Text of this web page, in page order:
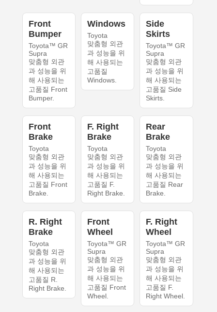
Front
Bumper
Toyota™ GR
Supra
맞춤형 외관
과 성능을 위
해 사용되는
고품질 Front
Bumper.
Windows
Toyota
맞춤형 외관
과 성능을 위
해 사용되는
고품질
Windows.
Side
Skirts
Toyota™ GR
Supra
맞춤형 외관
과 성능을 위
해 사용되는
고품질 Side
Skirts.
Front
Brake
Toyota
맞춤형 외관
과 성능을 위
해 사용되는
고품질 Front
Brake.
F. Right
Brake
Toyota
맞춤형 외관
과 성능을 위
해 사용되는
고품질 F.
Right Brake.
Rear
Brake
Toyota
맞춤형 외관
과 성능을 위
해 사용되는
고품질 Rear
Brake.
R. Right
Brake
Toyota
맞춤형 외관
과 성능을 위
해 사용되는
고품질 R.
Right Brake.
Front
Wheel
Toyota™ GR
Supra
맞춤형 외관
과 성능을 위
해 사용되는
고품질 Front
Wheel.
F. Right
Wheel
Toyota™ GR
Supra
맞춤형 외관
과 성능을 위
해 사용되는
고품질 F.
Right Wheel.